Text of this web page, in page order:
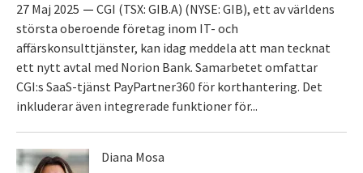
27 Maj 2025
CGI (TSX: GIB.A) (NYSE: GIB), ett av världens
största oberoende företag inom IT- och
affärskonsulttjänster, kan idag meddela att man tecknat
ett nytt avtal med Norion Bank. Samarbetet omfattar
CGI:s SaaS-tjänst PayPartner360 för korthantering. Det
inkluderar även integrerade funktioner för...
Diana Mosa